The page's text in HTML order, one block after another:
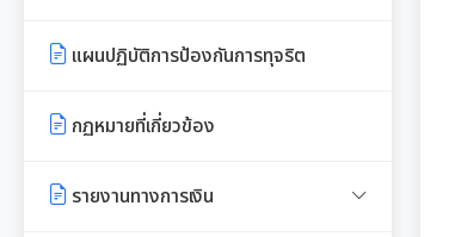
เกร็ดความรู้ที่เกี่ยวข้องในการปฏิบัติ
คุณธรรมจริยธรรม
ค่าเสื่อมราคาสินทรัพย
ประมวลจริยธรรมสำหรับเจ้าหน้าที่
การขับเคลื่อนจริยธรรม
องค์กรสุขภาวะ (Happy
งาน
การขับเคลื่อนนโยบาย No Gift
Policy จากการปฏิบัติหน้าที่
รายงานผลการดำเนินงานตาม
การนำผลการประเมิน ITA ไปสู่การ
รายงานผลการดำเนินการเพื่อส่ง
ภายในหน่วยงานประจำปี
แผนปฏิบัติการป้องกันการทุจริต
กฏหมายที่เกี่ยวข้อง
รายงานทางการเงิน